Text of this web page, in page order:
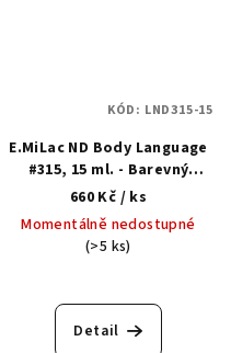
E.MiLac ND Body Language
#315, 15 ml. - Barevný
gellak
660 Kč / ks
Momentálně nedostupné
(>5 ks)
Detail
KÓD: LND315-15